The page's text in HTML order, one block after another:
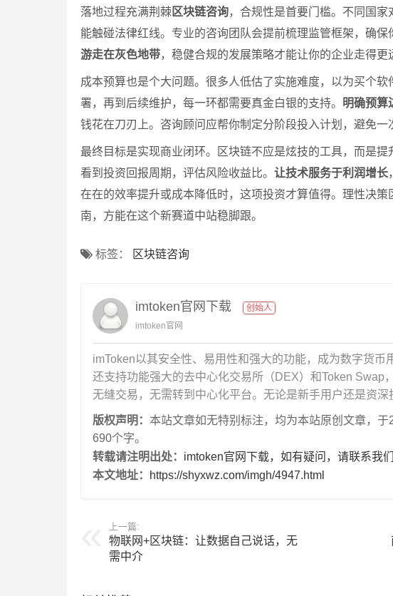
落地过程充满荆棘 区块链咨询，合规性是首要门槛。不同国
能触碰法律红线。专业的咨询团队会提前梳理监管框架，确保
游走在灰色地带，稳健合规的发展策略才能让你的企业走得更
成本预算也是个大问题。很多人低估了实施难度，以为买个
署，再到后续维护，每一环都需要真金白银的支持。 明确预算
钱花在刀刃上。咨询顾问应帮你制定分阶段投入计划，避免一
最终目标是实现商业闭环。区块链不应是炫技的工具，而是
看到投资回报周期，评估风险收益比。 让技术服务于利润增长
在在的效率提升或成本降低时，这项投资才算值得。理性决
南，方能在这个新赛道中站稳脚跟。
标签： 区块链咨询
imtoken官网下载
创始人
imtoken官网
imToken以其安全性、易用性和强大的功能，成为数字货币
还支持功能强大的去中心化交易所（DEX）和Token Swap
无缝交易，无需转到中心化平台。无论是新手用户还是资深
版权声明： 本站文章如无特别标注，均为本站原创文章，于
690个字。
转载请注明出处： imtoken官网下载，如有疑问，请联系我们
本文地址：
https://shyxwz.com/imgh/4947.html
上一篇:
物联网+区块链：让数据自己说话，无
需中介